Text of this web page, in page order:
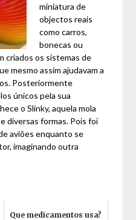
miniatura de
objectos reais
como carros,
bonecas ou
criados os sistemas de
mesmo assim ajudavam a
Posteriormente
únicos pela sua
o Slinky, aquela mola
diversas formas. Pois foi
aviões enquanto se
imaginando outra
Que medicamentos usa?